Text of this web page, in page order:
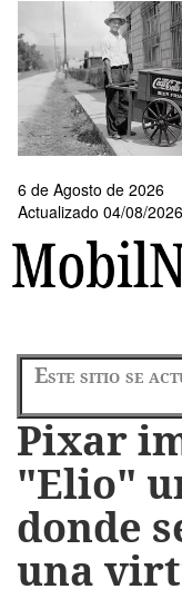
contenido
principal
6 de Agosto de 2026
Actualizado 04/08/2026
Este sitio se
Pixar
"Elio"
donde
una